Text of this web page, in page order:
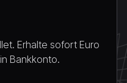
Erhalte sofort Euro
Bankkonto.